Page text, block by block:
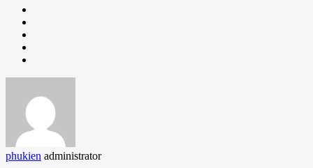
phukien administrator